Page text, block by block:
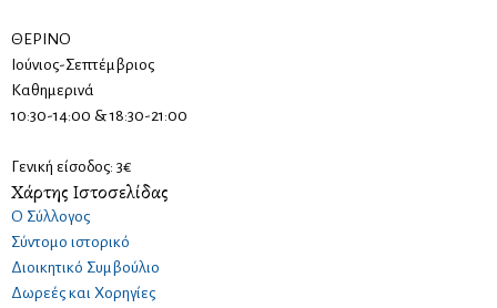
ΘΕΡΙΝΟ
Ιούνιος-Σεπτέμβριος
Καθημερινά
10:30-14:00 & 18:30-21:00
Γενική είσοδος: 3€
Χάρτης Ιστοσελίδας
Ο Σύλλογος
Σύντομο ιστορικό
Διοικητικό Συμβούλιο
Δωρεές και Χορηγίες